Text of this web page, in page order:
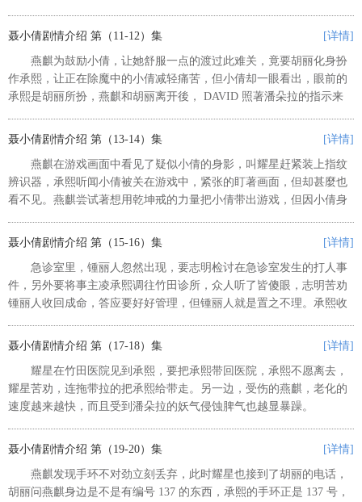
来阻止，这才让承熙脱离险境。...
聂小倩剧情介绍 第（11-12）集 [详情]
燕麒为鼓励小倩，让她舒服一点的渡过此难关，竟要胡丽化身扮
作承熙，让正在除魔中的小倩减轻痛苦，但小倩却一眼看出，眼前的
承熙是胡丽所扮，燕麒和胡丽离开後， DAVID 照著潘朵拉的指示来
空挂著，...
聂小倩剧情介绍 第（13-14）集 [详情]
燕麒在游戏画面中看见了疑似小倩的身影，叫耀星赶紧装上指纹
辨识器，承熙听闻小倩被关在游戏中，紧张的盯著画面，但却甚麼也
看不见。燕麒尝试著想用乾坤戒的力量把小倩带出游戏，但因小倩身
试看能不能将小倩从游戏里带出...
聂小倩剧情介绍 第（15-16）集 [详情]
急诊室里，锺丽人忽然出现，要志明检讨在急诊室发生的打人事
件，另外要将事主凌承熙调往竹田诊所，众人听了皆傻眼，志明苦劝
锺丽人收回成命，答应要好好管理，但锺丽人就是置之不理。承熙收
务他就心满意足了，承熙也特地...
聂小倩剧情介绍 第（17-18）集 [详情]
耀星在竹田医院见到承熙，要把承熙带回医院，承熙不愿离去，
耀星苦劝，连拖带拉的把承熙给带走。另一边，受伤的燕麒，老化的
速度越来越快，而且受到潘朵拉的妖气侵蚀脾气也越显暴躁。
LOUISE ，和 LOUIS...
聂小倩剧情介绍 第（19-20）集 [详情]
燕麒发现手环不对劲立刻丢弃，此时耀星也接到了胡丽的电话，
胡丽问燕麒身边是不是有编号 137 的东西，承熙的手环正是 137 号，